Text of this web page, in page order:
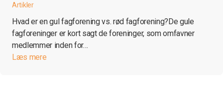
Artikler
Hvad er en gul fagforening vs. rød fagforening?De gule
fagforeninger er kort sagt de foreninger, som omfavner
medlemmer inden for…
Læs mere